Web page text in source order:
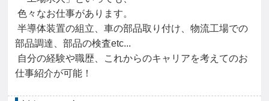
部品調達、部品の検査etc...
仕事紹介が可能！